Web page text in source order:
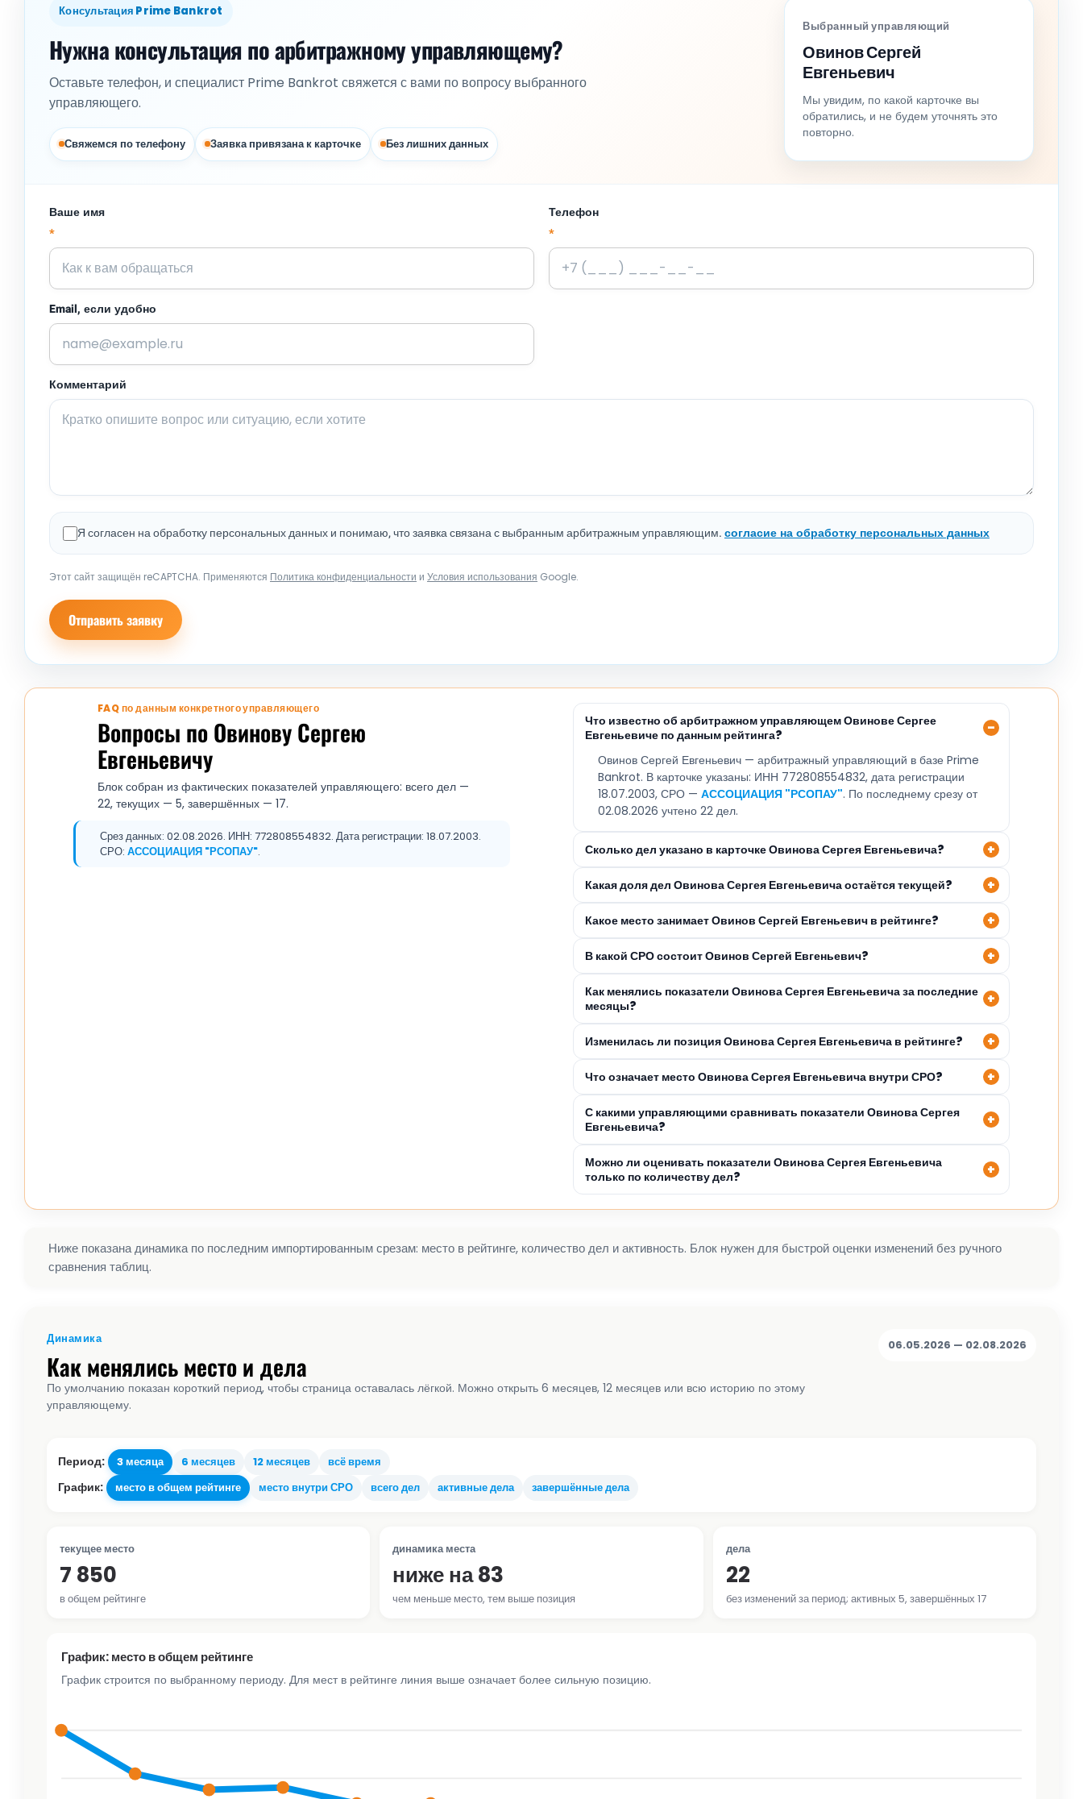
Консультация Prime Bankrot
Нужна консультация по арбитражному управляющему?
Оставьте телефон, и специалист Prime Bankrot свяжется с вами по вопросу выбранного
управляющего.
Свяжемся по телефону Заявка привязана к карточке Без лишних данных
Выбранный управляющий
Овинов Сергей
Евгеньевич
Мы увидим, по какой карточке вы
обратились, и не будем уточнять это
повторно.
Ваше имя
*
Телефон
*
Email, если удобно
Комментарий
Я согласен на обработку персональных данных и понимаю, что заявка связана с выбранным арбитражным управляющим.согласие на обработку персональных данных
Этот сайт защищён reCAPTCHA. Применяются Политика конфиденциальности и Условия использования Google.
Отправить заявку
FAQ по данным конкретного управляющего
Вопросы по Овинову Сергею
Евгеньевичу
Блок собран из фактических показателей управляющего: всего дел —
22, текущих — 5, завершённых — 17.
Срез данных: 02.08.2026. ИНН: 772808554832. Дата регистрации: 18.07.2003.
СРО: АССОЦИАЦИЯ "РСОПАУ".
Что известно об арбитражном управляющем Овинове Сергее
Евгеньевиче по данным рейтинга?
Овинов Сергей Евгеньевич — арбитражный управляющий в базе Prime
Bankrot. В карточке указаны: ИНН 772808554832, дата регистрации
18.07.2003, СРО — АССОЦИАЦИЯ "РСОПАУ". По последнему срезу от
02.08.2026 учтено 22 дел.
Сколько дел указано в карточке Овинова Сергея Евгеньевича?
Какая доля дел Овинова Сергея Евгеньевича остаётся текущей?
Какое место занимает Овинов Сергей Евгеньевич в рейтинге?
В какой СРО состоит Овинов Сергей Евгеньевич?
Как менялись показатели Овинова Сергея Евгеньевича за последние
месяцы?
Изменилась ли позиция Овинова Сергея Евгеньевича в рейтинге?
Что означает место Овинова Сергея Евгеньевича внутри СРО?
С какими управляющими сравнивать показатели Овинова Сергея
Евгеньевича?
Можно ли оценивать показатели Овинова Сергея Евгеньевича
только по количеству дел?
Ниже показана динамика по последним импортированным срезам: место в рейтинге, количество дел и активность. Блок нужен для быстрой оценки изменений без ручного
сравнения таблиц.
Динамика
Как менялись место и дела
По умолчанию показан короткий период, чтобы страница оставалась лёгкой. Можно открыть 6 месяцев, 12 месяцев или всю историю по этому
управляющему.
06.05.2026 — 02.08.2026
Период: 3 месяца 6 месяцев 12 месяцев всё время
График: место в общем рейтинге место внутри СРО всего дел активные дела завершённые дела
текущее место
7 850
в общем рейтинге
динамика места
ниже на 83
чем меньше место, тем выше позиция
дела
22
без изменений за период; активных 5, завершённых 17
График: место в общем рейтинге
График строится по выбранному периоду. Для мест в рейтинге линия выше означает более сильную позицию.